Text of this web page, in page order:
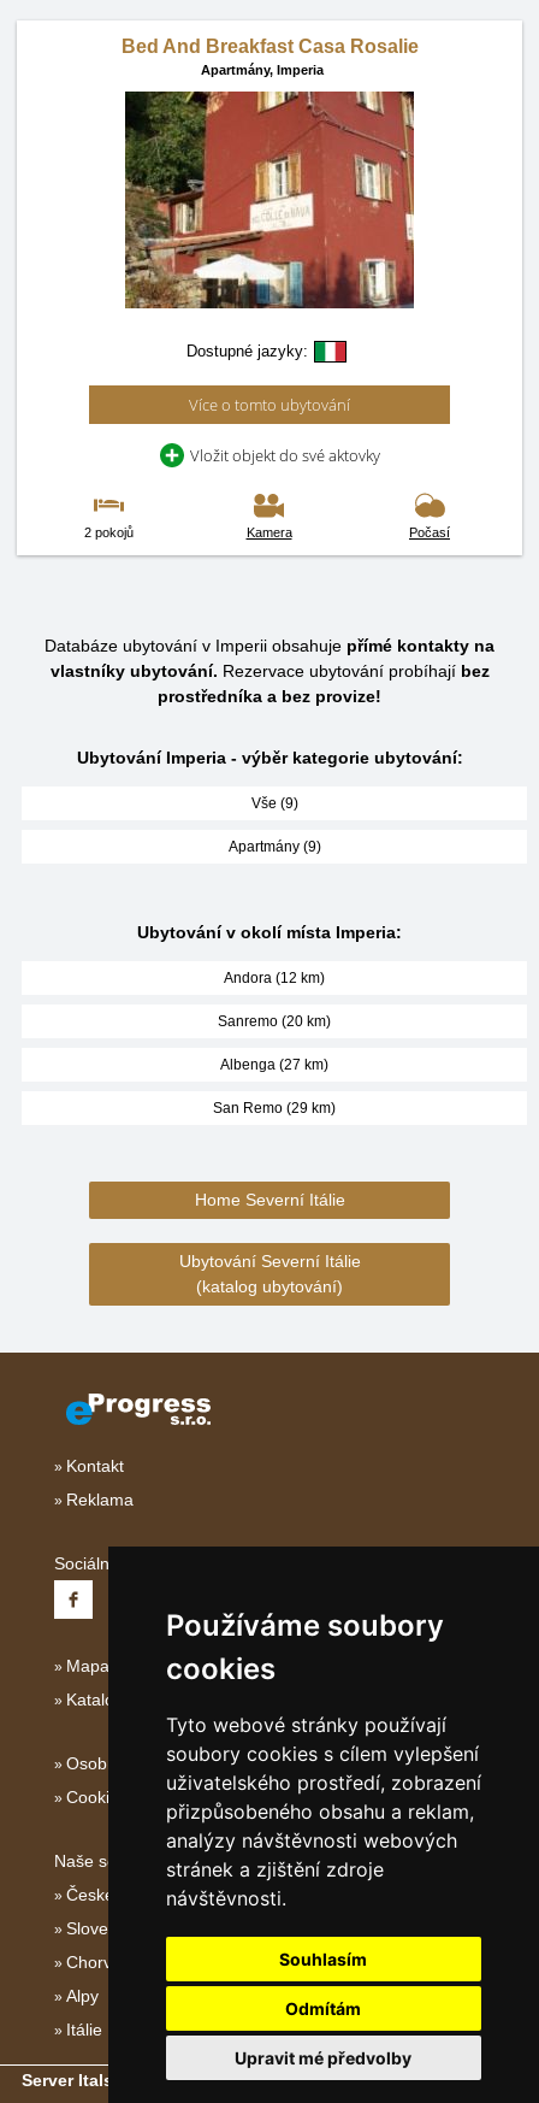
Používáme soubory
cookies
Tyto webové stránky používají
soubory cookies s cílem vylepšení
uživatelského prostředí, zobrazení
přizpůsobeného obsahu a reklam,
analýzy návštěvnosti webových
stránek a zjištění zdroje
návštěvnosti.
Souhlasím
Odmítám
Upravit mé předvolby
Bed And Breakfast Casa Rosalie
Apartmány, Imperia
Dostupné jazyky:
Více o tomto ubytování
Vložit objekt do své aktovky
2 pokojů Kamera Počasí
Databáze ubytování v Imperii obsahuje přímé kontakty na
vlastníky ubytování. Rezervace ubytování probíhají bez
prostředníka a bez provize!
Ubytování Imperia - výběr kategorie ubytování:
Vše (9)
Apartmány (9)
Ubytování v okolí místa Imperia:
Andora (12 km)
Sanremo (20 km)
Albenga (27 km)
San Remo (29 km)
Home Severní Itálie
Ubytování Severní Itálie
(katalog ubytování)
Kontakt
Reklama
Sociální sítě:
Mapa serveru Severní Itálie
Katalog ubytování
Osobní údaje
Cookies
Naše servery:
České hory
Slovenské hory
Chorvatsko
Alpy
Itálie
Server Italské hory, ostrovy a pobřeží- Copyright © 2011-2026